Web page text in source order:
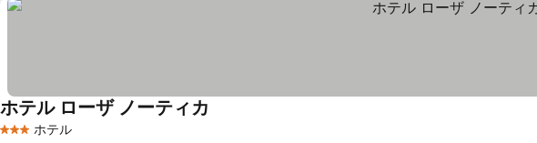
3 ホテルのランク
ホテル
ホテル ローザ ノーティカ